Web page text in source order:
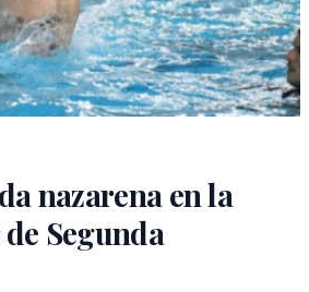
nazarena en la
Segunda